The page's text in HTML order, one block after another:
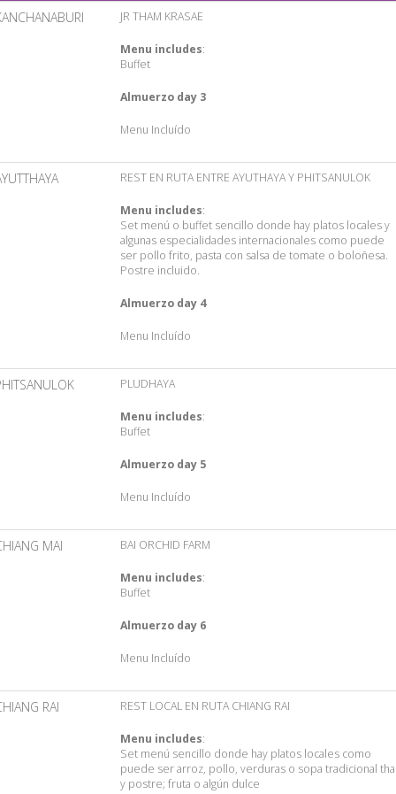
JR THAM KRASAE
Menu includes:
Buffet
Almuerzo day 3
Menu Incluído
REST EN RUTA ENTRE AYUTHAYA Y PHITSANULOK
Menu includes:
Set menú o buffet sencillo donde hay platos locales y
algunas especialidades internacionales como puede
ser pollo frito, pasta con salsa de tomate o boloñesa.
Postre incluido.
Almuerzo day 4
Menu Incluído
PLUDHAYA
Menu includes:
Buffet
Almuerzo day 5
Menu Incluído
MAI BAI ORCHID FARM
Menu includes:
Buffet
Almuerzo day 6
Menu Incluído
RAI REST LOCAL EN RUTA CHIANG RAI
Menu includes:
Set menú sencillo donde hay platos locales como
puede ser arroz, pollo, verduras o sopa tradicional
y postre; fruta o algún dulce